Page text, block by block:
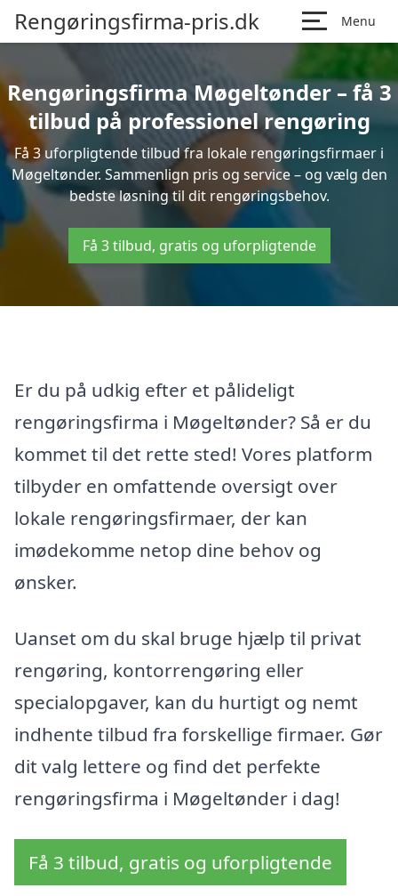
Rengøringsfirma-pris.dk Menu
Rengøringsfirma Møgeltønder – få 3
tilbud på professionel rengøring
Få 3 uforpligtende tilbud fra lokale rengøringsfirmaer i
Møgeltønder. Sammenlign pris og service – og vælg den
bedste løsning til dit rengøringsbehov.
Få 3 tilbud, gratis og uforpligtende
Er du på udkig efter et pålideligt
rengøringsfirma i Møgeltønder? Så er du
kommet til det rette sted! Vores platform
tilbyder en omfattende oversigt over
lokale rengøringsfirmaer, der kan
imødekomme netop dine behov og
ønsker.
Uanset om du skal bruge hjælp til privat
rengøring, kontorrengøring eller
specialopgaver, kan du hurtigt og nemt
indhente tilbud fra forskellige firmaer. Gør
dit valg lettere og find det perfekte
rengøringsfirma i Møgeltønder i dag!
Få 3 tilbud, gratis og uforpligtende